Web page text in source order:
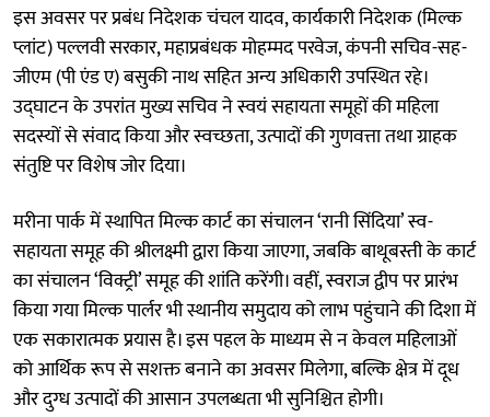
इस अवसर पर प्रबंध निदेशक चंचल यादव, कार्यकारी निदेशक (मिल्क
प्लांट) पल्लवी सरकार, महाप्रबंधक मोहम्मद परवेज, कंपनी सचिव-सह-
जीएम (पी एंड ए) बसुकी नाथ सहित अन्य अधिकारी उपस्थित रहे।
उद्घाटन के उपरांत मुख्य सचिव ने स्वयं सहायता समूहों की महिला
सदस्यों से संवाद किया और स्वच्छता, उत्पादों की गुणवत्ता तथा ग्राहक
संतुष्टि पर विशेष जोर दिया।
मरीना पार्क में स्थापित मिल्क कार्ट का संचालन ‘रानी सिंदिया’ स्व-
सहायता समूह की श्रीलक्ष्मी द्वारा किया जाएगा, जबकि बाथूबस्ती के कार्ट
का संचालन ‘विक्ट्री’ समूह की शांति करेंगी। वहीं, स्वराज द्वीप पर प्रारंभ
किया गया मिल्क पार्लर भी स्थानीय समुदाय को लाभ पहुंचाने की दिशा में
एक सकारात्मक प्रयास है। इस पहल के माध्यम से न केवल महिलाओं
को आर्थिक रूप से सशक्त बनाने का अवसर मिलेगा, बल्कि क्षेत्र में दूध
और दुग्ध उत्पादों की आसान उपलब्धता भी सुनिश्चित होगी।